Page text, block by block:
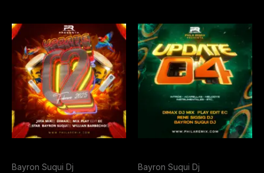
Bayron Suqui Dj Bayron Suqui Dj